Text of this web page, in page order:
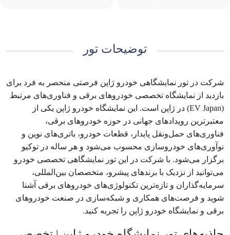
توضیحات تور
شرکت در تور نمایشگاهی خودرو ژاپن فرصتی منحصر به فرد برای
بازدید از نمایشگاه تخصصی خودروهای برقی و فناوری‌های مرتبط
(EV Japan) در ژاپن است. این نمایشگاه خودرو ژاپن یکی از
معتبرترین رویدادهای جهانی در حوزه خودروهای برقی،
فناوری‌های حمل‌ونقل پایدار، قطعات خودرو، باتری‌های نوین و
نوآوری‌های خودروسازی محسوب می‌شود و هر ساله در توکیو
برگزار می‌شود. با شرکت در این تور نمایشگاهی تخصصی خودرو
می‌توانید از نزدیک با برندهای پیشرو، متخصصان بین‌المللی،
سرمایه‌گذاران و تازه‌ترین تکنولوژی‌های خودروهای برقی آشنا
شوید و فرصت‌های همکاری و شبکه‌سازی در صنعت خودروهای
برقی و نمایشگاه خودرو ژاپن را تجربه کنید.